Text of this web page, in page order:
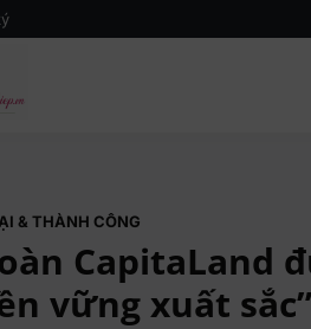
Mạng xã hội Kinh tế – Giáo
& THÀNH CÔNG
CapitaLand
vững xuất sắc”